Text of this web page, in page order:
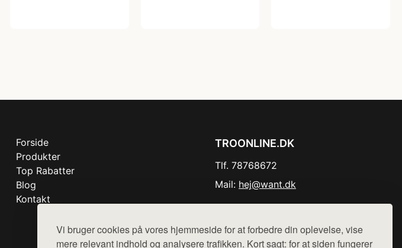
Vi bruger cookies på vores hjemmeside for at forbedre din oplevelse, vise
mere relevant indhold og analysere trafikken. Kort sagt: for at siden fungerer
Forside
Produkter
Top Rabatter
Blog
Kontakt
TROONLINE.DK
Tlf. 78768672
Mail: hej@want.dk